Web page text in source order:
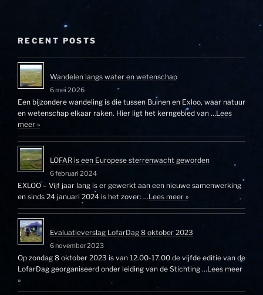
RECENT POSTS
Wandelen langs water en wetenschap
6 mei 2026
Een bijzondere wandeling is die tussen Buinen en Exloo, waar natuur
en wetenschap elkaar raken. Hier ligt het kerngebied van …Lees
meer »
LOFAR is een Europese sterrenwacht geworden
6 februari 2024
EXLOO – Vijf jaar lang is er gewerkt aan een nieuwe samenwerking
en sinds 24 januari 2024 is het zover: …Lees meer »
Evaluatieverslag LofarDag 8 oktober 2023
6 november 2023
Op zondag 8 oktober 2023 is van 12.00-17.00 de vijfde editie van de
LofarDag georganiseerd onder leiding van de Stichting …Lees meer
»